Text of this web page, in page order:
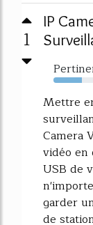
1
IP
58%
Mettre
Camera
vidéo
USB de
garder
de